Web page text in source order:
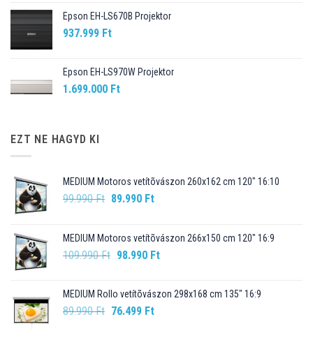
Epson EH-LS670B Projektor
937.999 Ft
Epson EH-LS970W Projektor
1.699.000 Ft
EZT NE HAGYD KI
MEDIUM Motoros vetítõvászon 260x162 cm 120" 16:10
99.990Ft Original
99.990 Ft.
89.990 FtCurrent
89.990 Ft.
MEDIUM Motoros vetítõvászon 266x150 cm 120" 16:9
109.990Ft Original
109.990 Ft.
98.990 FtCurrent
98.990 Ft.
MEDIUM Rollo vetítõvászon 298x168 cm 135" 16:9
89.990Ft Original
76.499 FtCurrent